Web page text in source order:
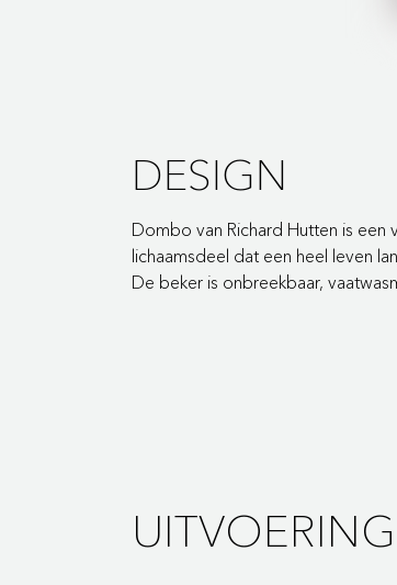
DESIGN
Dombo van Richard Hutten is een
lichaamsdeel dat een heel leven
De beker is onbreekbaar,
UITVOERING